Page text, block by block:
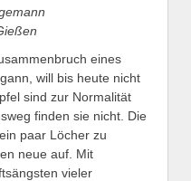
eines
will bis heute nicht
sind zur Normalität
finden sie nicht. Die
paar Löcher zu
neue auf. Mit
vieler